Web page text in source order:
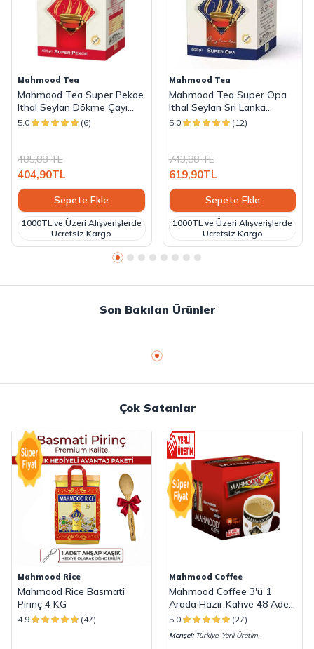
Mahmood Tea
Mahmood Tea Super Pekoe
Ithal Seylan Dökme Çayı
400 Gram
5.0 (6)
485,88TL
404,90TL
Sepete Ekle
1000TL ve Üzeri Alışverişlerde
Ücretsiz Kargo
Mahmood Tea
Mahmood Tea Super Opa
Ithal Seylan Sri Lanka
Ceylon Dökme Çayı 800
5.0 (12)
743,88TL
619,90TL
Sepete Ekle
1000TL ve Üzeri Alışverişlerde
Ücretsiz Kargo
Son Bakılan Ürünler
Çok Satanlar
Mahmood Rice
Mahmood Rice Basmati
Pirinç 4 KG
4.9 (47)
Mahmood Coffee
Mahmood Coffee 3'ü 1
Arada Hazır Kahve 48 Adet
x 18 G
5.0 (27)
Menşei:Türkiye, Yerli Üretim.